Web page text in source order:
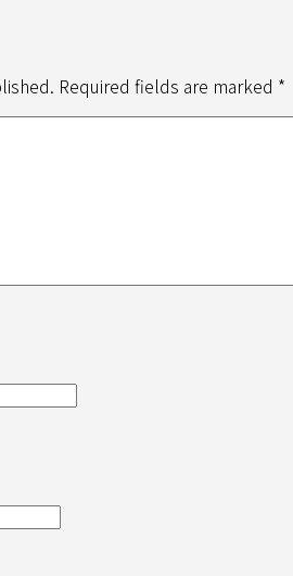
Required fields are marked *